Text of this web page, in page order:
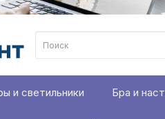
и светильники Бра и